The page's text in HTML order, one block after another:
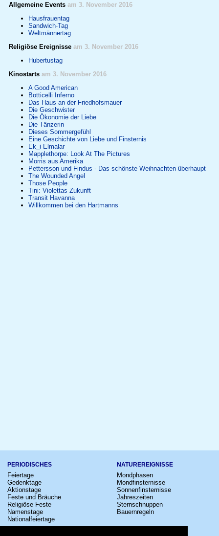
Allgemeine Events am 3. November 2016
Hausfrauentag
Sandwich-Tag
Weltmännertag
Religiöse Ereignisse am 3. November 2016
Hubertustag
Kinostarts am 3. November 2016
A Good American
Botticelli Inferno
Das Haus an der Friedhofsmauer
Die Geschwister
Die Ökonomie der Liebe
Die Tänzerin
Dieses Sommergefühl
Eine Geschichte von Liebe und Finsternis
Ek_i Elmalar
Mapplethorpe: Look At The Pictures
Morris aus Amerika
Pettersson und Findus - Das schönste Weihnachten überhaupt
The Wounded Angel
Those People
Tini: Violettas Zukunft
Transit Havanna
Willkommen bei den Hartmanns
PERIODISCHES
Feiertage
Gedenktage
Aktionstage
Feste und Bräuche
Religiöse Feste
Namenstage
Nationalfeiertage
NATUREREIGNISSE
Mondphasen
Mondfinsternisse
Sonnenfinsternisse
Jahreszeiten
Sternschnuppen
Bauernregeln